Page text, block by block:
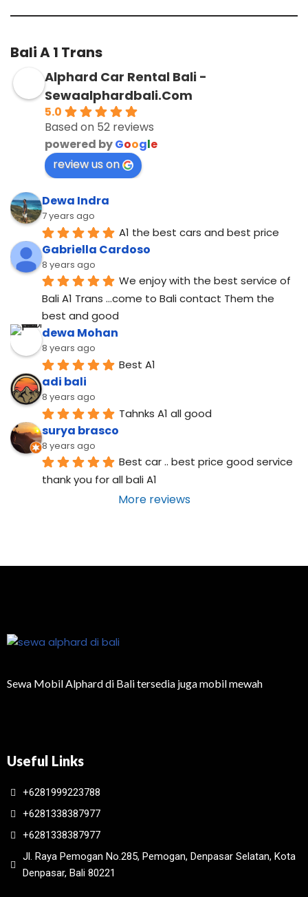
Bali A 1 Trans
Alphard Car Rental Bali -
Sewaalphardbali.Com
5.0
Based on 52 reviews
powered byGoogle
review us on
Dewa Indra
7 years ago
A1 the best cars and best price
Gabriella Cardoso
8 years ago
We enjoy with the best service of
Bali A1 Trans ...come to Bali contact Them the
best and good
dewa Mohan
8 years ago
Best A1
adi bali
8 years ago
Tahnks A1 all good
surya brasco
8 years ago
Best car .. best price good service
thank you for all bali A1
More reviews
Sewa Mobil Alphard di Bali tersedia juga mobil mewah
Useful Links
+6281999223788
+6281338387977
+6281338387977
Jl. Raya Pemogan No.285, Pemogan, Denpasar Selatan, Kota
Denpasar, Bali 80221